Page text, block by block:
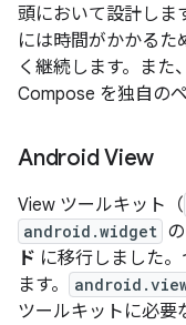
頭において設計しま
には時間がかかるた
く継続します。また、
Compose を独自の
Android View
View ツールキット（
android.widget
ド に移行しました
ます。
ツールキットに必要